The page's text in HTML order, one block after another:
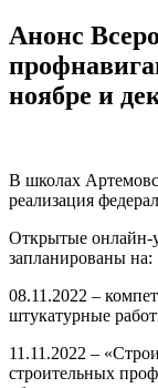
Анонс
ноябре и
В школах
реализация
Открытые онлайн-
запланированы на:
08.11.2022 –
штукатурные
11.11.2022 –
строительных